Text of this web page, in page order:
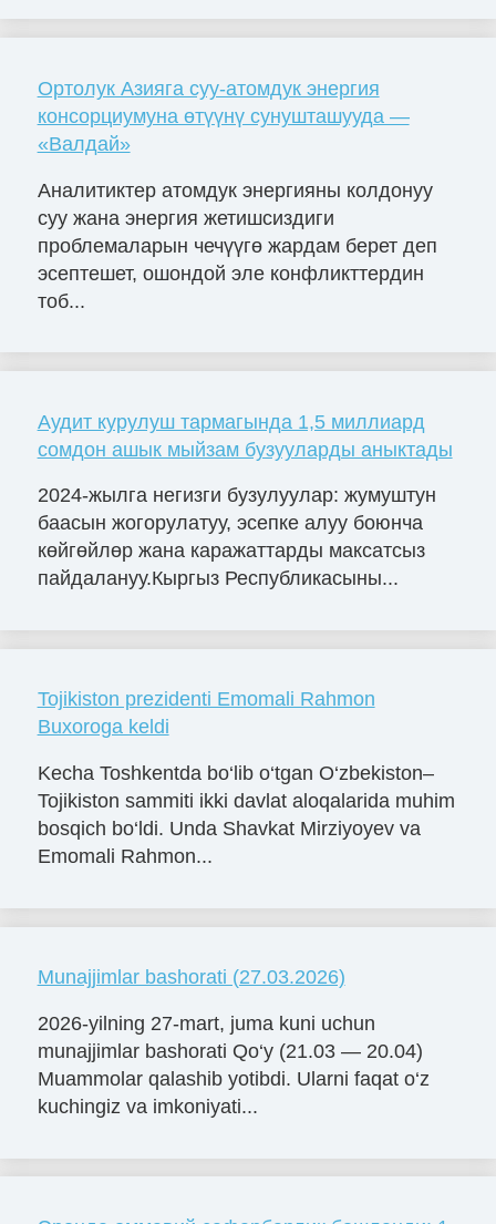
Ортолук Азияга суу-атомдук энергия
консорциумуна өтүүнү сунушташууда —
«Валдай»
Аналитиктер атомдук энергияны колдонуу
суу жана энергия жетишсиздиги
проблемаларын чечүүгө жардам берет деп
эсептешет, ошондой эле конфликттердин
тоб...
Аудит курулуш тармагында 1,5 миллиард
сомдон ашык мыйзам бузууларды аныктады
2024-жылга негизги бузулуулар: жумуштун
баасын жогорулатуу, эсепке алуу боюнча
көйгөйлөр жана каражаттарды максатсыз
пайдалануу.Кыргыз Республикасыны...
Tojikiston prezidenti Emomali Rahmon
Buxoroga keldi
Kecha Toshkentda bo‘lib o‘tgan O‘zbekiston–
Tojikiston sammiti ikki davlat aloqalarida muhim
bosqich bo‘ldi. Unda Shavkat Mirziyoyev va
Emomali Rahmon...
Munajjimlar bashorati (27.03.2026)
2026-yilning 27-mart, juma kuni uchun
munajjimlar bashorati Qo‘y (21.03 — 20.04)
Muammolar qalashib yotibdi. Ularni faqat o‘z
kuchingiz va imkoniyati...